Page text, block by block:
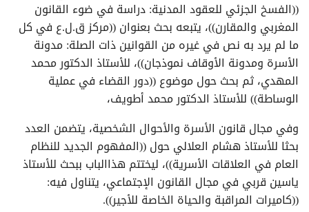
((الفسخ الجزئي للعقود المدنية: دراسة في ضوء القانون
المغربي والمقارن))، يتبعه بحث بعنوان ((مركز ق.ل.ع في كل
ما لم يرد به نص في غيره من القوانين ذات الصلة: مدونة
الأسرة ومدونة الأوقاف نموذجان))، للأستاذ الدكتور محمد
المهدي، ثم بحث حول موضوع ((دور القضاء في عملية
الوساطة)) للأستاذ الدكتور محمد أطويف،
وفي مجال قانون الأسرة والأحوال الشخصية، يتضمن العدد
بحثا للأستاذ هشام العلالي حول ((المفهوم الجديد للنظام
العام في العلاقات الأسرية))، ليختتم هذاالباب ببحث للأستاذ
ياسين قربي في مجال القانون الإجتماعي، يتناول فيه:
((كاميرات المراقبة والحياة الخاصة للأجير)).